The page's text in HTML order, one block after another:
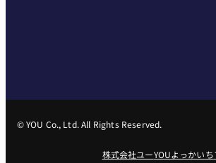
© YOU Co., Ltd. All Rights Reserved.
株式会社ユーYOUよっかいち